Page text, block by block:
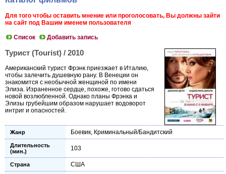
Для того чтобы оставить мнение или проголосовать, Вы должны зайти
на сайт под Вашим именем пользователя
Список Добавить запись
Турист (Tourist) / 2010
Американский турист Фрэнк приезжает в Италию,
чтобы залечить душевную рану. В Венеции он
знакомится с необычной женщиной по имени
Элиза. Израненное сердце, похоже, готово сдаться
новой возлюбленной. Однако планы Фрэнка и
Элизы грубейшим образом нарушает водоворот
интриг и опасностей.
Жанр Боевик, Криминальный/Бандитский
Длительность
(мин.)
103
Страна США